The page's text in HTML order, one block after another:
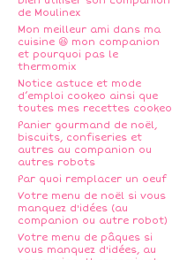
de Moulinex
Mon meilleur ami dans ma
cuisine 😆 mon companion
et pourquoi pas le
thermomix
Notice astuce et mode
d’emploi cookeo ainsi que
toutes mes recettes cookeo
Panier gourmand de noël,
biscuits, confiseries et
autres au companion ou
autres robots
Par quoi remplacer un oeuf
Votre menu de noël si vous
manquez d'idées (au
companion ou autre robot)
Votre menu de pâques si
vous manquez d'idées, au